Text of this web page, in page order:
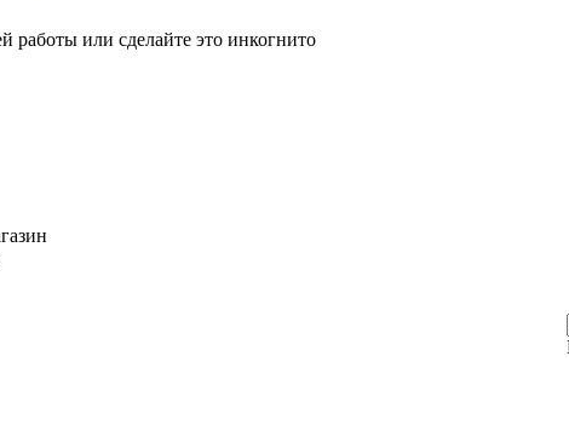
работы или сделайте это инкогнито